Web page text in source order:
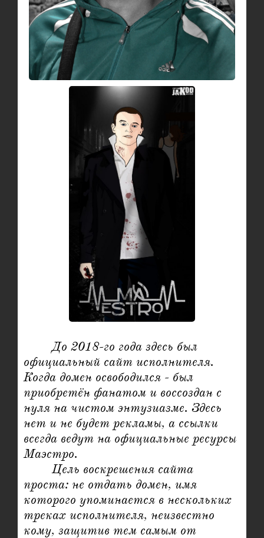
	До 2018-го года здесь был
официальный сайт исполнителя.
Когда домен освободился - был
приобретён фанатом и воссоздан с
нуля на чистом энтузиазме. Здесь
нет и не будет рекламы, а ссылки
всегда ведут на официальные ресурсы
Маэстро.
	Цель воскрешения сайта
проста: не отдать домен, имя
которого упоминается в нескольких
треках исполнителя, неизвестно
кому, защитив тем самым от